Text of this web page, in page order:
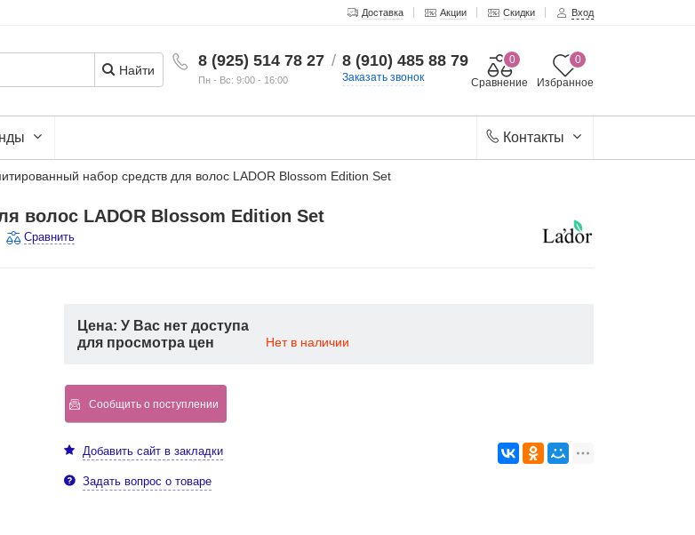
Доставка Акции Скидки Вход
8 (925) 514 78 27
Пн - Вс: 9:00 - 16:00
/ 8 (910) 485 88 79
Заказать звонок Избранное
0
Сравнение
0
Найти
Контакты
набор средств для волос LADOR Blossom Edition Set
волос LADOR Blossom Edition Set
Сравнить
Цена: У Вас нет доступа
для просмотра цен
Нет в наличии
Сообщить о поступлении
Добавить сайт в закладки
Задать вопрос о товаре